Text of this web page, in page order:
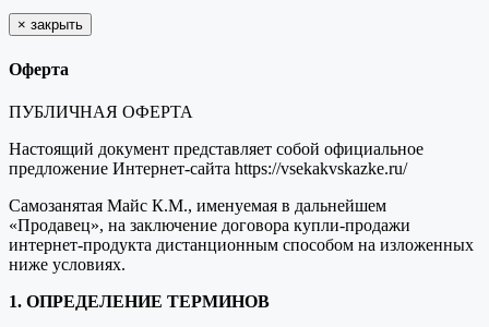
× закрыть
Оферта
ПУБЛИЧНАЯ ОФЕРТА
Настоящий документ представляет собой официальное
предложение Интернет-сайта https://vsekakvskazke.ru/
Самозанятая Майс К.М., именуемая в дальнейшем
«Продавец», на заключение договора купли-продажи
интернет-продукта дистанционным способом на изложенных
ниже условиях.
1. ОПРЕДЕЛЕНИЕ ТЕРМИНОВ